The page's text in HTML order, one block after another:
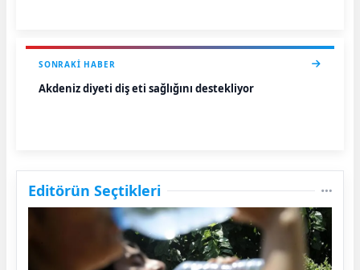
SONRAKI HABER
Akdeniz diyeti diş eti sağlığını destekliyor
Editörün Seçtikleri